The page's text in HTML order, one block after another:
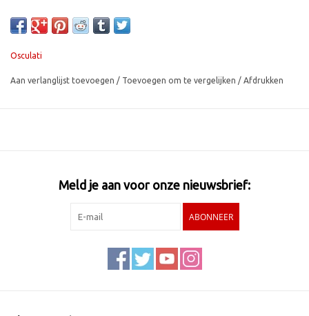
Osculati
Aan verlanglijst toevoegen / Toevoegen om te vergelijken / Afdrukken
Meld je aan voor onze nieuwsbrief:
ABONNEER